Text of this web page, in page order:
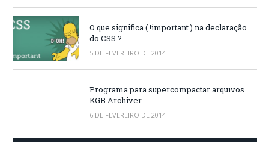
O que significa ( !important ) na declaração
do CSS ?
5 DE FEVEREIRO DE 2014
Programa para supercompactar arquivos.
KGB Archiver.
6 DE FEVEREIRO DE 2014